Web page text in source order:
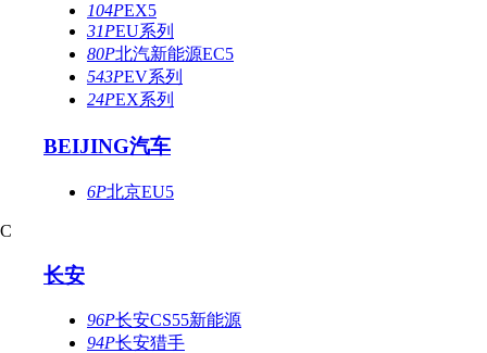
104PEX5
31PEU系列
80P北汽新能源EC5
543PEV系列
24PEX系列
BEIJING汽车
6P北京EU5
C
长安
96P长安CS55新能源
94P长安猎手